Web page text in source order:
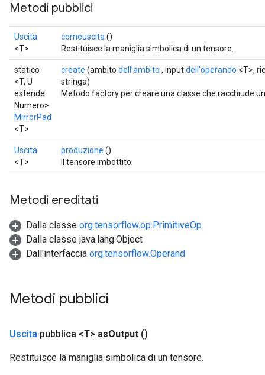
Metodi pubblici
Uscita
<T>
comeuscita ()
Restituisce la maniglia simbolica di un tensore.
statico
<T, U
estende
Numero>
MirrorPad
<T>
create (ambito dell'ambito , inputdell'operando <T>,
stringa)
Metodo factory per creare una classe che racchiude
Uscita
<T>
produzione ()
Il tensore imbottito.
Metodi ereditati
Dalla classe org.tensorflow.op.PrimitiveOp
Dalla classe java.lang.Object
Dall'interfaccia org.tensorflow.Operand
Metodi pubblici
Uscita pubblica <T> asOutput ()
Restituisce la maniglia simbolica di un tensore.